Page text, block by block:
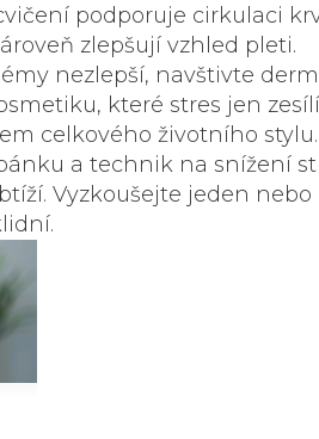
podporuje cirkulaci
zlepšují vzhled pleti.
nezlepší, navštivte
které stres jen
celkového životního
a technik na snížení
Vyzkoušejte jeden